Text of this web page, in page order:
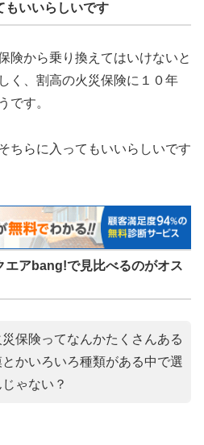
もいいらしいです
険から乗り換えてはいけないと
く、割高の火災保険に１０年
です。
ちらに入ってもいいらしいです
エアbang!で見比べるのがオス
保険ってなんかたくさんある
とかいろいろ種類がある中で選
ゃない？